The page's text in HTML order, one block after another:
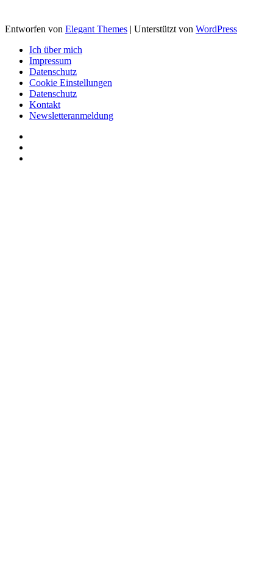
Entworfen von Elegant Themes | Unterstützt von WordPress
Ich über mich
Impressum
Datenschutz
Cookie Einstellungen
Datenschutz
Kontakt
Newsletteranmeldung